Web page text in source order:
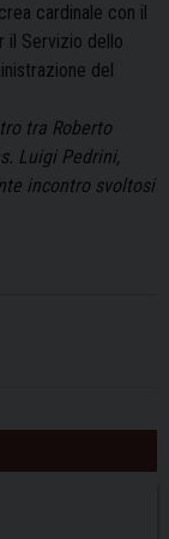
cardinale con il
il Servizio dello
del
tra Roberto
Luigi Pedrini,
incontro svoltosi